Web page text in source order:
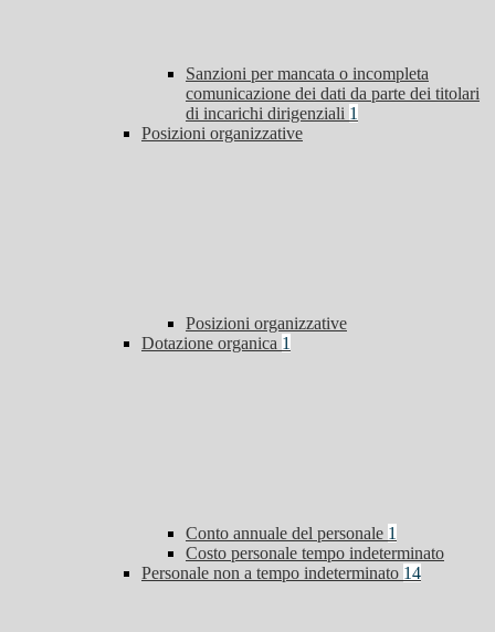
Sanzioni per mancata o incompleta
comunicazione dei dati da parte dei titolari
di incarichi dirigenziali 1
Posizioni organizzative
Posizioni organizzative
Dotazione organica 1
Conto annuale del personale 1
Costo personale tempo indeterminato
Personale non a tempo indeterminato 14